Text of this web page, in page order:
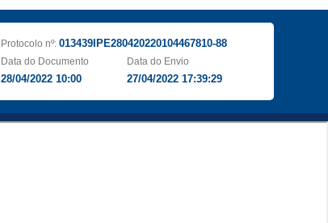
Protocolo nº: 013439IPE280420220104467810-88
Data do Documento
28/04/2022 10:00
Data do Envio
27/04/2022 17:39:29